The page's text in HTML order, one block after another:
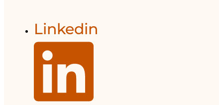
Linkedin